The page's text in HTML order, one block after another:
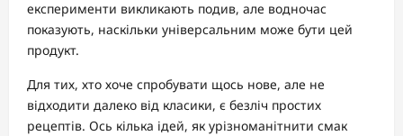
експерименти викликають подив, але водночас
показують, наскільки універсальним може бути цей
продукт.
Для тих, хто хоче спробувати щось нове, але не
відходити далеко від класики, є безліч простих
рецептів. Ось кілька ідей, як урізноманітнити смак